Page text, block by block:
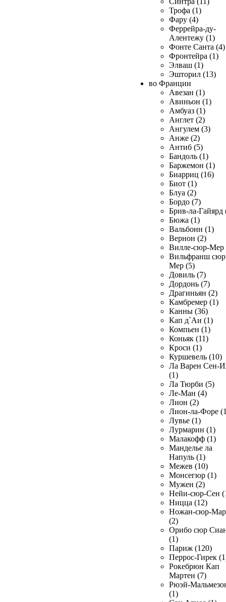
Трофа (1)
Фару (4)
Феррейра-ду-
Алентежу (1)
Фонте Санта (4)
Фронтейра (1)
Элваш (1)
Эшторил (13)
во Франции
Авезан (1)
Авиньон (1)
Амбуаз (1)
Англет (2)
Ангулем (3)
Анже (2)
Антиб (5)
Бандоль (1)
Баржемон (1)
Биарриц (16)
Биот (1)
Блуа (2)
Бордо (7)
Брив-ла-Гайярд
Бюжа (1)
Вальбонн (1)
Вернон (2)
Вилле-сюр-Мер
Вильфранш сюр
Мер (5)
Довиль (7)
Дордонь (7)
Драгиньян (2)
Камбремер (1)
Канны (36)
Кап д`Аи (1)
Компьен (1)
Коньяк (11)
Кроси (1)
Куршевель (10)
Ла Варен Сен-
(1)
Ла Тюрби (5)
Ле-Ман (4)
Лион (2)
Лион-ла-Форе
Лувье (1)
Лурмарин (1)
Малакофф (1)
Манделье ла
Напуль (1)
Межев (10)
Монсегюр (1)
Мужен (2)
Нейи-сюр-Сен
Ницца (12)
Ножан-сюр-
(2)
Орибо сюр
(1)
Париж (120)
Перрос-Гирек
Рокебрюн Кап
Мартен (7)
Рюэй-
(1)